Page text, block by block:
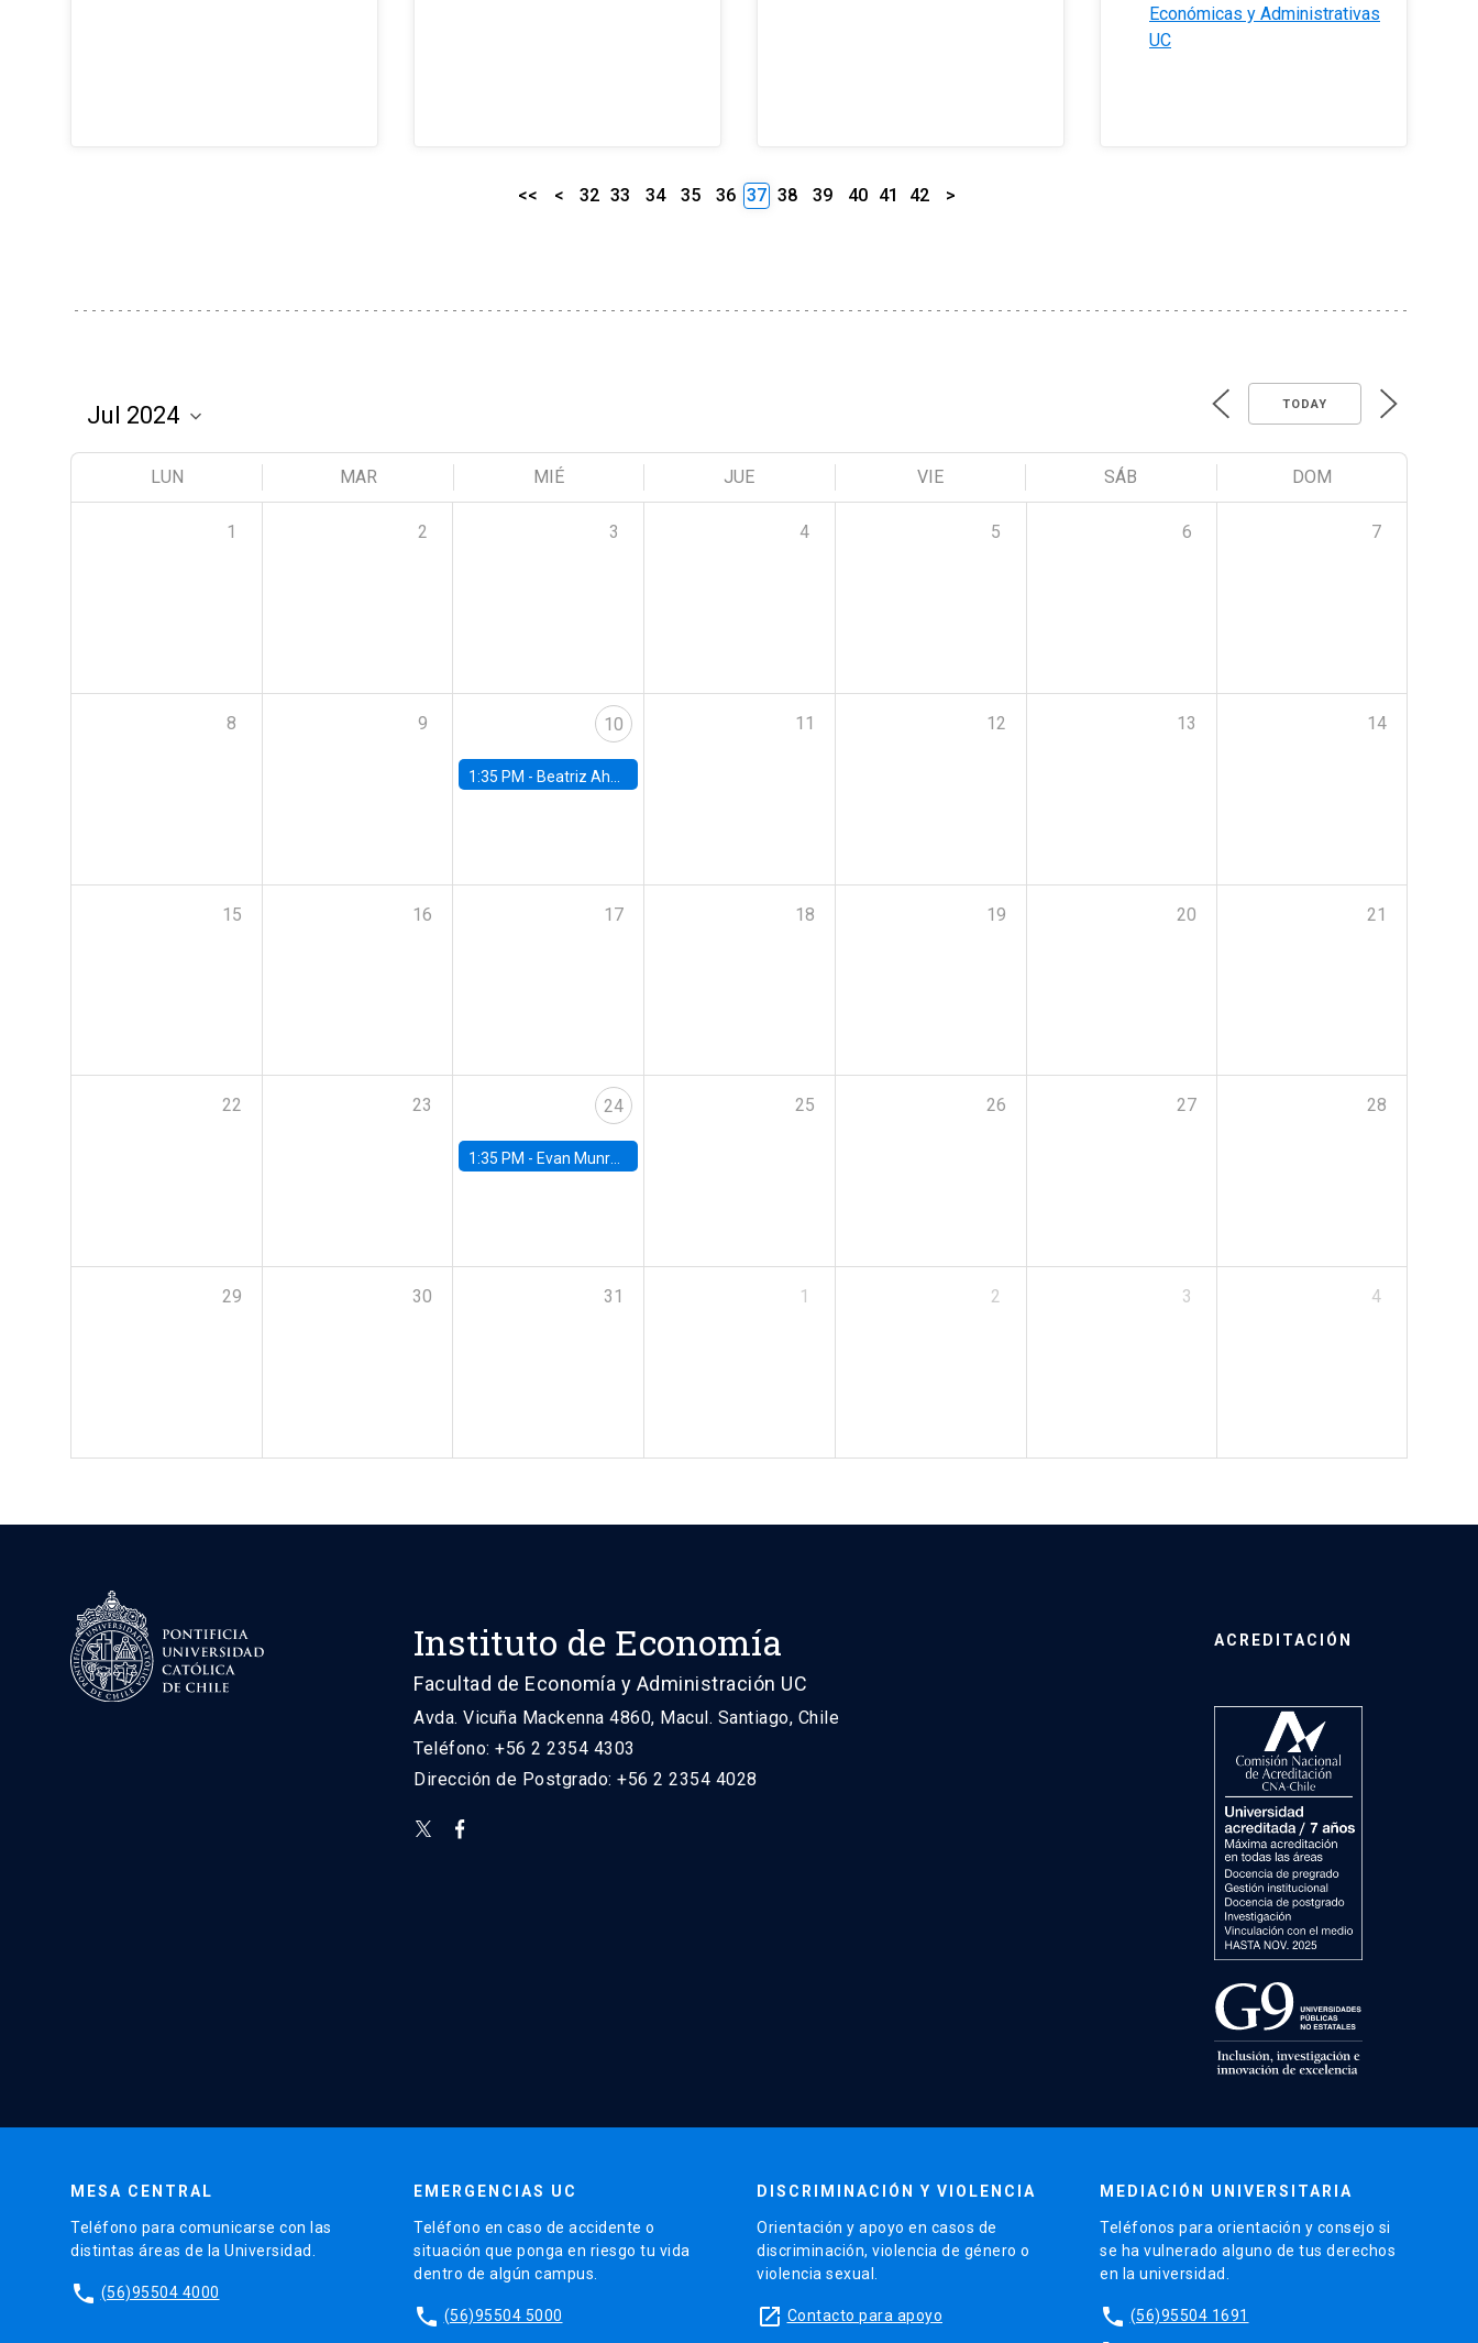
Económicas y Administrativas
UC
<< < 32 33 34 35 36 37 38 39 40 41 42 >
TODAY
LUN MAR MIÉ JUE VIE SÁB DOM
1 2 3 4 5 6 7
8 9 10
1:35 PM - Beatriz Ahumada, PhD candidate, Universidad de Pittsburgh
11 12 13 14
15 16 17 18 19 20 21
22 23 24
1:35 PM - Evan Munro, Neyman Visiting Assistant Professor in the Department of Statistics at UC Berkeley
25 26 27 28
29 30 31 1 2 3 4
Instituto de Economía
Facultad de Economía y Administración UC
Avda. Vicuña Mackenna 4860, Macul. Santiago, Chile
Teléfono: +56 2 2354 4303
Dirección de Postgrado: +56 2 2354 4028
ACREDITACIÓN
MESA CENTRAL
Teléfono para comunicarse con las
distintas áreas de la Universidad.
phone (56)95504 4000
EMERGENCIAS UC
Teléfono en caso de accidente o
situación que ponga en riesgo tu vida
dentro de algún campus.
phone (56)95504 5000
DISCRIMINACIÓN Y VIOLENCIA
Orientación y apoyo en casos de
discriminación, violencia de género o
violencia sexual.
launch Contacto para apoyo
MEDIACIÓN UNIVERSITARIA
Teléfonos para orientación y consejo si
se ha vulnerado alguno de tus derechos
en la universidad.
phone (56)95504 1691